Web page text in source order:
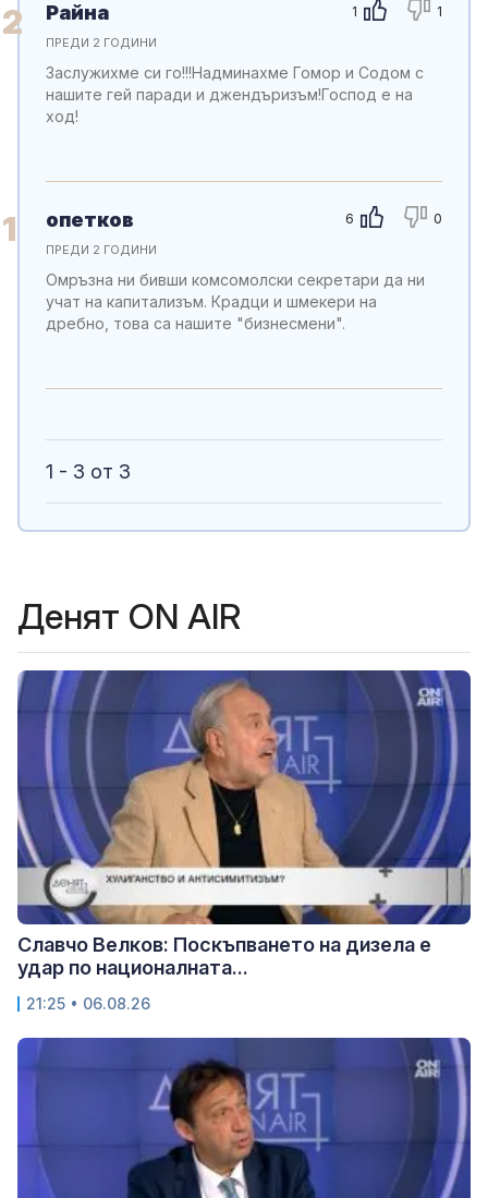
2 1 1
Райна
ПРЕДИ 2 ГОДИНИ
Заслужихме си го!!!Надминахме Гомор и Содом с
нашите гей паради и джендъризъм!Господ е на
ход!
1 6 0
опетков
ПРЕДИ 2 ГОДИНИ
Омръзна ни бивши комсомолски секретари да ни
учат на капитализъм. Крадци и шмекери на
дребно, това са нашите "бизнесмени".
1 - 3 от 3
Денят ON AIR
Славчо Велков: Поскъпването на дизела е
удар по националната...
21:25 • 06.08.26